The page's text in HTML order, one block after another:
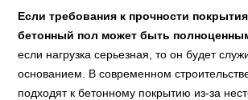
Если требования к прочности
бетонный пол может быть
если нагрузка серьезная, то он будет
основанием. В современном
подходят к бетонному покрытию из-за